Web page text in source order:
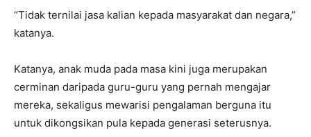
“Tidak ternilai jasa kalian kepada masyarakat dan negara,”
katanya.
Katanya, anak muda pada masa kini juga merupakan
cerminan daripada guru-guru yang pernah mengajar
mereka, sekaligus mewarisi pengalaman berguna itu
untuk dikongsikan pula kepada generasi seterusnya.